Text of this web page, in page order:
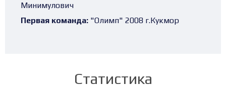
Минимулович
Первая команда: "Олимп" 2008 г.Кукмор
Статистика